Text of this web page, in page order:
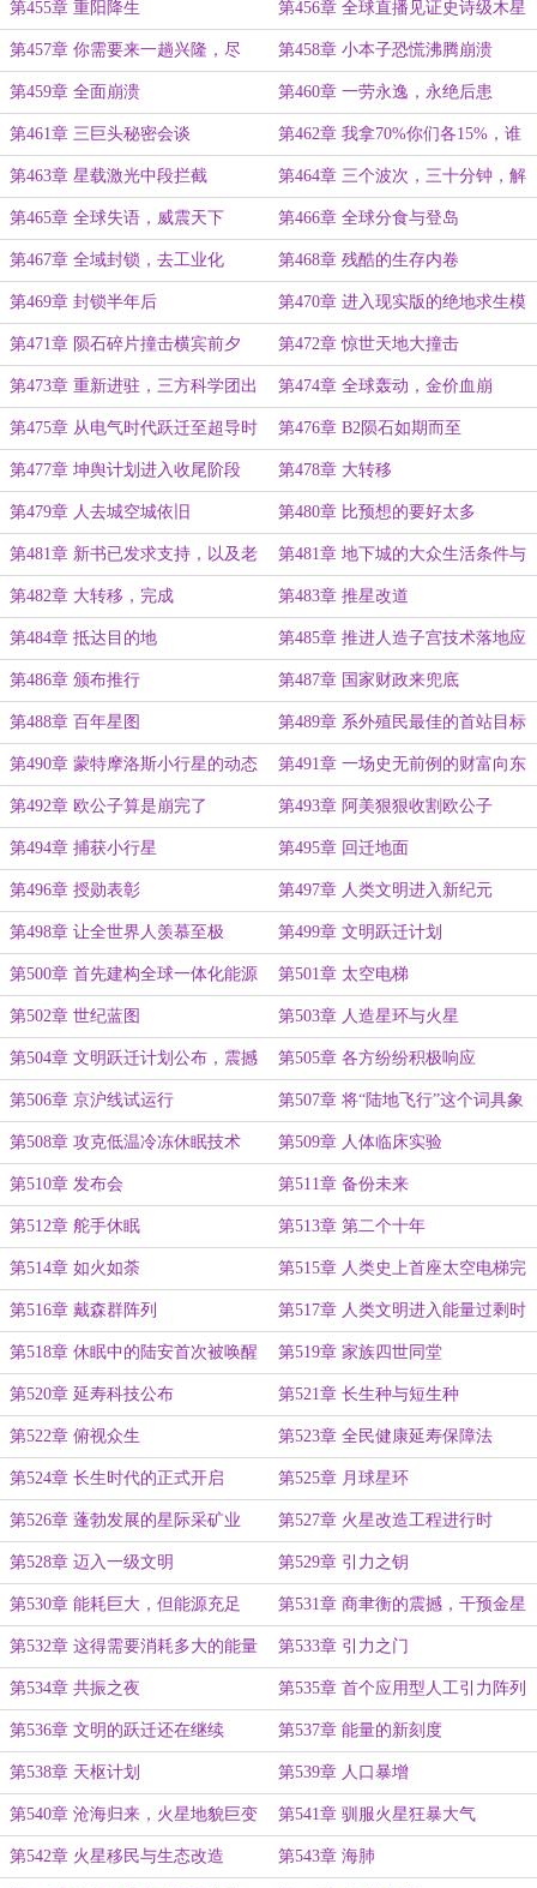
第455章 重阳降生 第456章 全球直播见证史诗级木星
撞击事件
第457章 你需要来一趟兴隆，尽
快！
第458章 小本子恐慌沸腾崩溃
第459章 全面崩溃 第460章 一劳永逸，永绝后患
第461章 三巨头秘密会谈 第462章 我拿70%你们各15%，谁
赞成谁反对？
第463章 星载激光中段拦截 第464章 三个波次，三十分钟，解
决
第465章 全球失语，威震天下 第466章 全球分食与登岛
第467章 全域封锁，去工业化 第468章 残酷的生存内卷
第469章 封锁半年后 第470章 进入现实版的绝地求生模
式
第471章 陨石碎片撞击横宾前夕 第472章 惊世天地大撞击
第473章 重新进驻，三方科学团出
发
第474章 全球轰动，金价血崩
第475章 从电气时代跃迁至超导时
代
第476章 B2陨石如期而至
第477章 坤舆计划进入收尾阶段 第478章 大转移
第479章 人去城空城依旧 第480章 比预想的要好太多
第481章 新书已发求支持，以及老
书后续更新计划
第481章 地下城的大众生活条件与
环境
第482章 大转移，完成 第483章 推星改道
第484章 抵达目的地 第485章 推进人造子宫技术落地应
用
第486章 颁布推行 第487章 国家财政来兜底
第488章 百年星图 第489章 系外殖民最佳的首站目标
第490章 蒙特摩洛斯小行星的动态 第491章 一场史无前例的财富向东
迁徙
第492章 欧公子算是崩完了 第493章 阿美狠狠收割欧公子
第494章 捕获小行星 第495章 回迁地面
第496章 授勋表彰 第497章 人类文明进入新纪元
第498章 让全世界人羡慕至极 第499章 文明跃迁计划
第500章 首先建构全球一体化能源
与交通网络
第501章 太空电梯
第502章 世纪蓝图 第503章 人造星环与火星
第504章 文明跃迁计划公布，震撼
世界
第505章 各方纷纷积极响应
第506章 京沪线试运行 第507章 将“陆地飞行”这个词具象
化了
第508章 攻克低温冷冻休眠技术 第509章 人体临床实验
第510章 发布会 第511章 备份未来
第512章 舵手休眠 第513章 第二个十年
第514章 如火如荼 第515章 人类史上首座太空电梯完
工开通
第516章 戴森群阵列 第517章 人类文明进入能量过剩时
代
第518章 休眠中的陆安首次被唤醒 第519章 家族四世同堂
第520章 延寿科技公布 第521章 长生种与短生种
第522章 俯视众生 第523章 全民健康延寿保障法
第524章 长生时代的正式开启 第525章 月球星环
第526章 蓬勃发展的星际采矿业 第527章 火星改造工程进行时
第528章 迈入一级文明 第529章 引力之钥
第530章 能耗巨大，但能源充足 第531章 商聿衡的震撼，干预金星
角动量
第532章 这得需要消耗多大的能量
啊
第533章 引力之门
第534章 共振之夜 第535章 首个应用型人工引力阵列
第536章 文明的跃迁还在继续 第537章 能量的新刻度
第538章 天枢计划 第539章 人口暴增
第540章 沧海归来，火星地貌巨变 第541章 驯服火星狂暴大气
第542章 火星移民与生态改造 第543章 海肺